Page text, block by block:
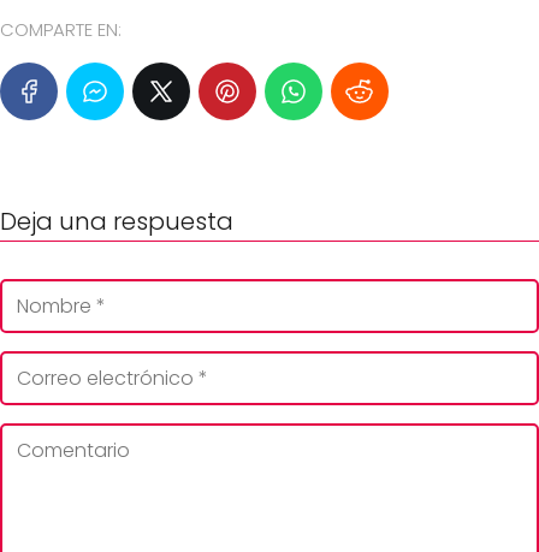
COMPARTE EN:
Deja una respuesta